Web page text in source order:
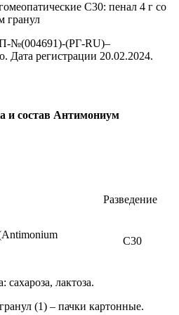
C30: пенал 4 г со
гранул
№(004691)-(РГ-RU)–
Дата регистрации 20.02.2024.
и состав Антимониум
Разведение
C30
лактоза.
(1) – пачки картонные.